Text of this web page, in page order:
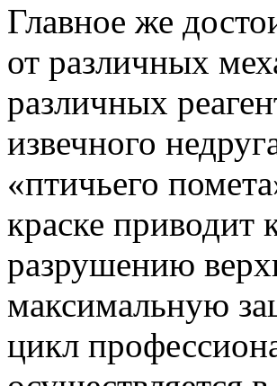
Главное же
от различных
различных
извечного
«птичьего
краске приводит
разрушению
максимальную
цикл